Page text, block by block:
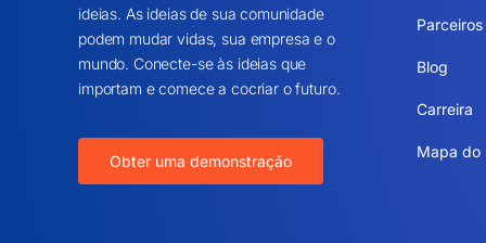
ideias. As ideias de sua comunidade
podem mudar vidas, sua empresa e o
mundo. Conecte-se às ideias que
importam e comece a cocriar o futuro.
Obter uma demonstração
Parceiros
Blog
Carreira
Mapa do